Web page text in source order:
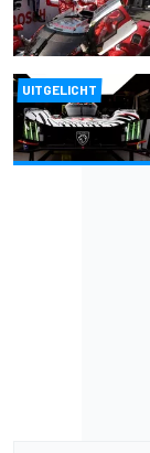
UITGELICHT